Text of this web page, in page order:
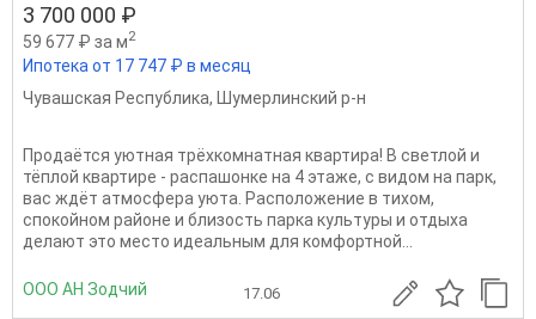
3 700 000 ₽
59 677 ₽ за м2
Ипотека от 17 747 ₽ в месяц
Чувашская Республика, Шумерлинский р-н
Продаётся уютная трёхкомнатная квартира! В светлой и
тёплой квартире - распашонке на 4 этаже, с видом на парк,
вас ждёт атмосфера уюта. Расположение в тихом,
спокойном районе и близость парка культуры и отдыха
делают это место идеальным для комфортной...
ООО АН Зодчий 17.06